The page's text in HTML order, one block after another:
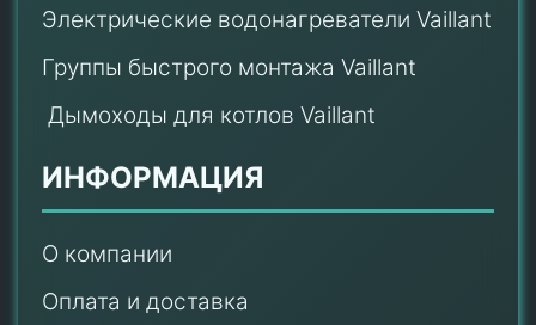
Электрические водонагреватели Vaillant
Группы быстрого монтажа Vaillant
Дымоходы для котлов Vaillant
ИНФОРМАЦИЯ
О компании
Оплата и доставка